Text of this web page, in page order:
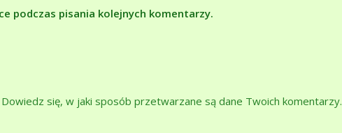
podczas pisania kolejnych komentarzy.
Dowiedz się, w jaki sposób przetwarzane są dane Twoich komentarzy.